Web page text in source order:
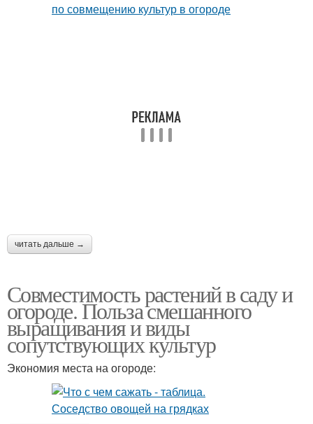
читать дальше →
Совместимость растений в саду и
огороде. Польза смешанного
выращивания и виды
сопутствующих культур
Экономия места на огороде: